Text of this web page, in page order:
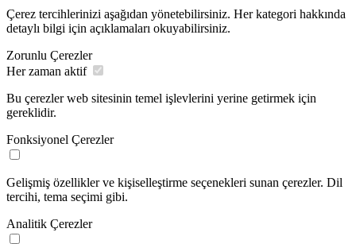
Çerez tercihlerinizi aşağıdan yönetebilirsiniz. Her kategori hakkında
detaylı bilgi için açıklamaları okuyabilirsiniz.
Zorunlu Çerezler
Her zaman aktif
Bu çerezler web sitesinin temel işlevlerini yerine getirmek için
gereklidir.
Fonksiyonel Çerezler
Gelişmiş özellikler ve kişiselleştirme seçenekleri sunan çerezler. Dil
tercihi, tema seçimi gibi.
Analitik Çerezler